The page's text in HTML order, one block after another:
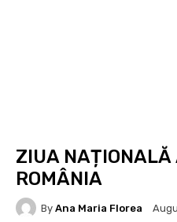
ZIUA NAȚIONALĂ
ROMÂNIA
By Ana Maria Florea